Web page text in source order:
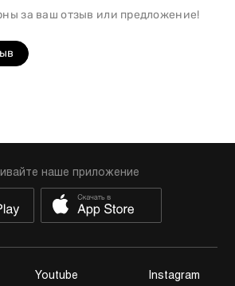
за ваш отзыв или предложение!
наше приложение
Youtube Instagram